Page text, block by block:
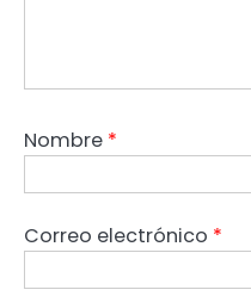
Nombre *
Correo electrónico *